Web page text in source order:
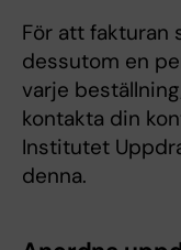
För att fakturan
dessutom en
varje
kontakta din
Institutet
denna.